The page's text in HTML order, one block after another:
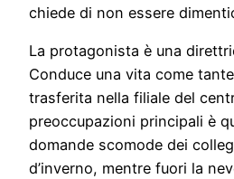
chiede di non essere
La protagonista è una
Conduce una vita come
trasferita nella filiale del
preoccupazioni principali è
domande scomode dei
d’inverno, mentre fuori la